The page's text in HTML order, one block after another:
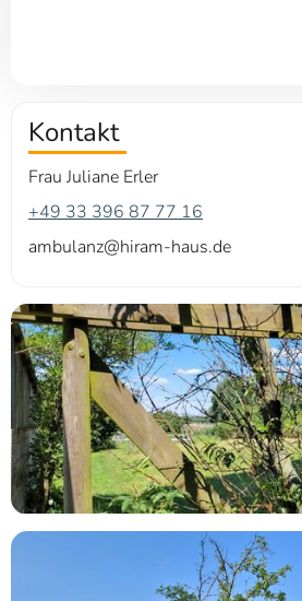
Kontakt
Frau Juliane Erler
+49 33 396 87 77 16
ambulanz@hiram-haus.de